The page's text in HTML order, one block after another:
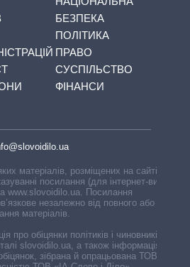
БЕЗПЕКА
ПОЛІТИКА
ПРАВО
СУСПІЛЬСТВО
ФІНАНСИ
матеріалів, розміщених на сайті,
посилання (для інтернет-видань
www.slovoidilo.ua. Посилання
незалежно від повного або
матеріалів.
про обіцянки політиків і чиновників,
slovoidilo.ua, а також інформація про
зібрана й опрацьована ТОВ «ІА